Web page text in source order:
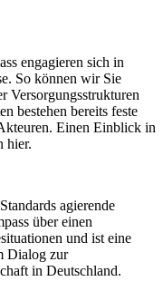
engagieren sich in
So können wir Sie
Versorgungsstrukturen
bestehen bereits feste
Einen Einblick in
hier.
agierende
über einen
und ist eine
Dialog zur
in Deutschland.